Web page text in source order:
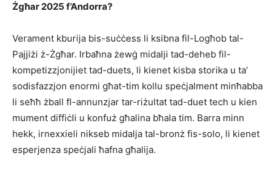
Żgħar 2025 f’Andorra?
Verament kburija bis-suċċess li ksibna fil-Logħob tal-
Pajjiżi ż-Żgħar. Irbaħna żewġ midalji tad-deheb fil-
kompetizzjonijiet tad-duets, li kienet kisba storika u ta’
sodisfazzjon enormi għat-tim kollu speċjalment minħabba
li seħħ żball fl-annunzjar tar-riżultat tad-duet tech u kien
mument diffiċli u konfuż għalina bħala tim. Barra minn
hekk, irnexxieli nikseb midalja tal-bronż fis-solo, li kienet
esperjenza speċjali ħafna għalija.